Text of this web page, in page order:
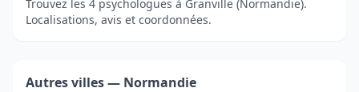
Trouvez les 4 psychologues à Granville (Normandie).
Localisations, avis et coordonnées.
Autres villes — Normandie